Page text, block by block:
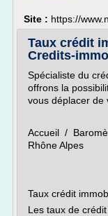
Site : https://
Taux crédit
Credits-
Spécialiste du
offrons la
vous déplacer de
Accueil /
Rhône Alpes
Taux crédit
Les taux de